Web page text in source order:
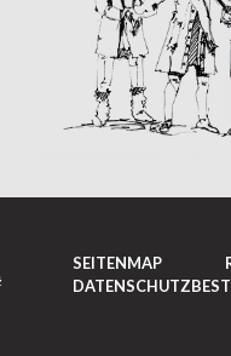
SEITENMAP